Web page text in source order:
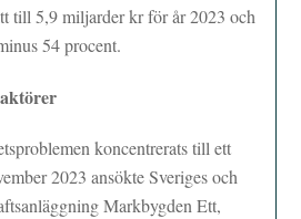
till 5,9 miljarder kr för år 2023 och
54 procent.
koncentrerats till ett
2023 ansökte Sveriges och
Markbygden Ett,